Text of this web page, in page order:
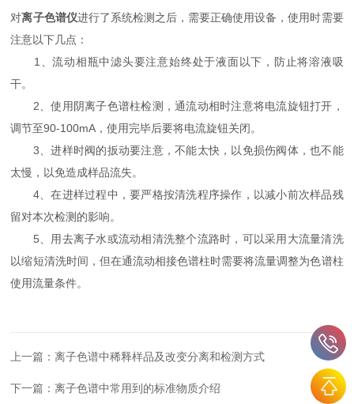
对离子色谱仪进行了系统检测之后，需要正确使用设备，使用时需要
注意以下几点：
1、流动相瓶中滤头要注意始终处于液面以下，防止将溶液吸
干。
2、使用阴离子色谱柱检测，通流动相时注意将电流旋钮打开，
调节至90-100mA，使用完毕后要将电流旋钮关闭。
3、进样时阀的扳动要注意，不能太快，以免损伤阀体，也不能
太慢，以免造成样品流失。
4、在进样过程中，要严格按清洗程序操作，以减小前次样品残
留对本次检测的影响。
5、用去离子水或流动相清洗整个流路时，可以采用大流量清洗
以缩短清洗时间，但在通流动相接色谱柱时需要将流量调整为色谱柱
使用流量条件。
上一篇：离子色谱中稀释样品及改变分离和检测方式
下一篇：离子色谱中常用到的标准物质介绍